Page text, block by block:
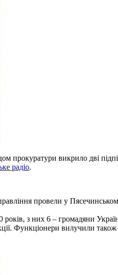
прокуратури викрило дві
радіо.
провели у
років, з них 6 – громадяни
Функціонери вилучили